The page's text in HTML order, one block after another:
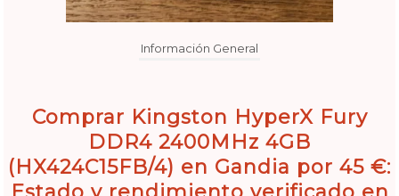
Información General
Comprar Kingston HyperX Fury
DDR4 2400MHz 4GB
(HX424C15FB/4) en Gandia por 45 €: